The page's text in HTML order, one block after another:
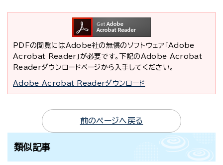
PDFの閲覧にはAdobe社の無償のソフトウェア「Adobe
Acrobat Reader」が必要です。下記のAdobe Acrobat
Readerダウンロードページから入手してください。
Adobe Acrobat Readerダウンロード
前のページへ戻る
類似記事